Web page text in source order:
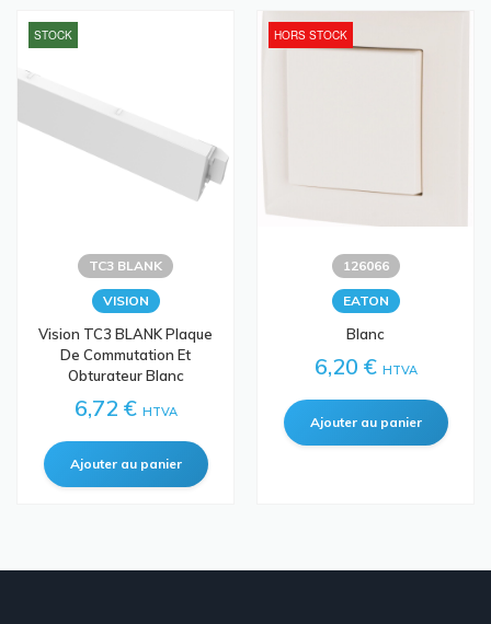
STOCK
TC3 BLANK
VISION
Vision TC3 BLANK Plaque
De Commutation Et
Obturateur Blanc
6,72 € HTVA
HORS STOCK
126066
EATON
Blanc
6,20 € HTVA